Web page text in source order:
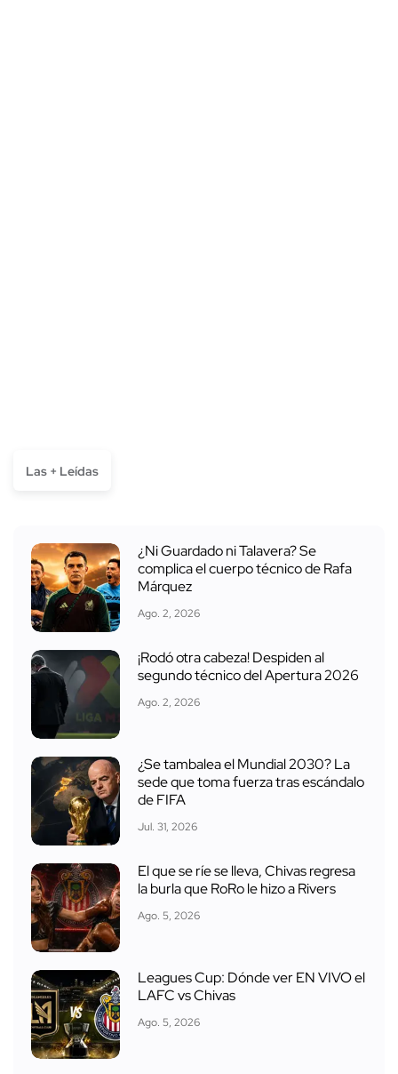
Las + Leídas
¿Ni Guardado ni Talavera? Se
complica el cuerpo técnico de Rafa
Márquez
Ago. 2, 2026
¡Rodó otra cabeza! Despiden al
segundo técnico del Apertura 2026
Ago. 2, 2026
¿Se tambalea el Mundial 2030? La
sede que toma fuerza tras escándalo
de FIFA
Jul. 31, 2026
El que se ríe se lleva, Chivas regresa
la burla que RoRo le hizo a Rivers
Ago. 5, 2026
Leagues Cup: Dónde ver EN VIVO el
LAFC vs Chivas
Ago. 5, 2026